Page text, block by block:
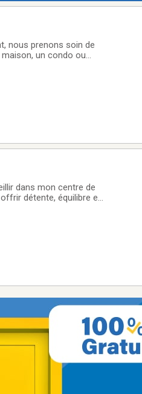
nous prenons soin de
un condo ou
dans mon centre de
détente, équilibre et